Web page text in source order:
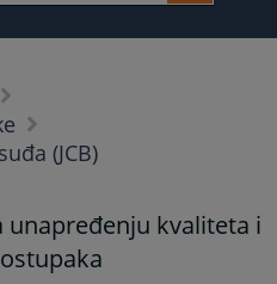
(JCB)
unapređenju kvaliteta i